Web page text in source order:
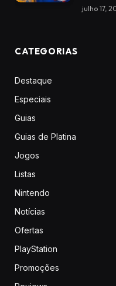
julho 17,
CATEGORIAS
Destaque
Especiais
Guias
Guias de Platina
Jogos
Listas
Nintendo
Notícias
Ofertas
PlayStation
Promoções